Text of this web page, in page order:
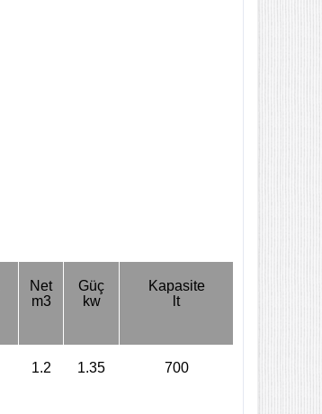
Net
m3
Güç
kw
Kapasite
lt
1.2 1.35 700